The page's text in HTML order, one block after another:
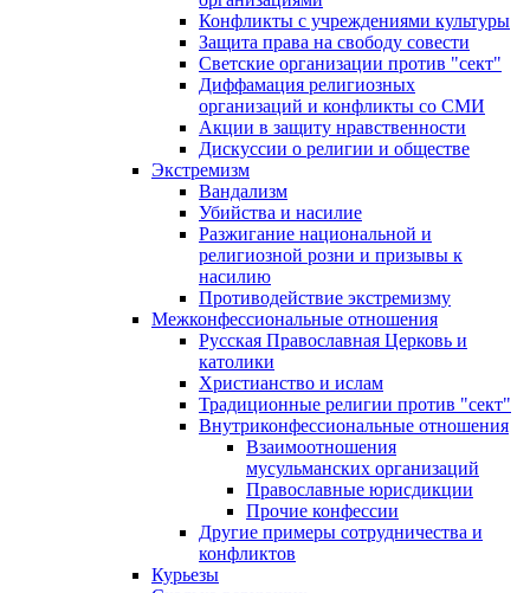
Конфликты с учреждениями культуры
Защита права на свободу совести
Светские организации против "сект"
Диффамация религиозных
организаций и конфликты со СМИ
Акции в защиту нравственности
Дискуссии о религии и обществе
Экстремизм
Вандализм
Убийства и насилие
Разжигание национальной и
религиозной розни и призывы к
насилию
Противодействие экстремизму
Межконфессиональные отношения
Русская Православная Церковь и
католики
Христианство и ислам
Традиционные религии против "сект"
Внутриконфессиональные отношения
Взаимоотношения
мусульманских организаций
Православные юрисдикции
Прочие конфессии
Другие примеры сотрудничества и
конфликтов
Курьезы